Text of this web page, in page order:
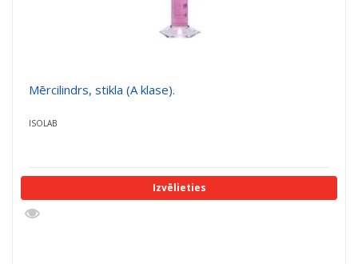
Mērcilindrs, stikla (A klase).
ISOLAB
Izvēlieties